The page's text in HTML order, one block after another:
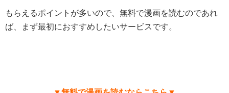
もらえるポイントが多いので、無料で漫画を読むのであれ
ば、まず最初におすすめしたいサービスです。